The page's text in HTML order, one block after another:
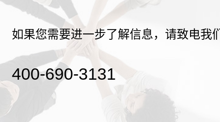
如果您需要进一步了解信息，请致电我
400-690-3131